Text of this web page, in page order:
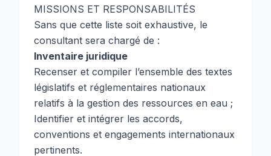
MISSIONS ET RESPONSABILITÉS
Sans que cette liste soit exhaustive, le
consultant sera chargé de :
Inventaire juridique
Recenser et compiler l’ensemble des textes
législatifs et réglementaires nationaux
relatifs à la gestion des ressources en eau ;
Identifier et intégrer les accords,
conventions et engagements internationaux
pertinents.